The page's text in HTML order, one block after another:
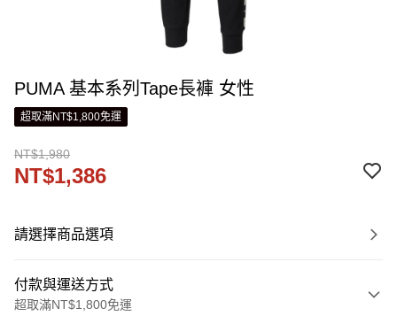
PUMA 基本系列Tape長褲 女性
超取滿NT$1,800免運
NT$1,980
NT$1,386
請選擇商品選項
付款與運送方式
超取滿NT$1,800免運